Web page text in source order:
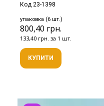
Код 23-1398
упаковка (6 шт.)
800,40 грн.
133,40 грн. за 1 шт.
КУПИТИ